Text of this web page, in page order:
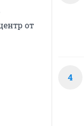
от
4